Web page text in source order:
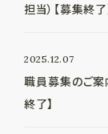
担当）【募集終了
2025.12.07
職員募集のご案
終了】